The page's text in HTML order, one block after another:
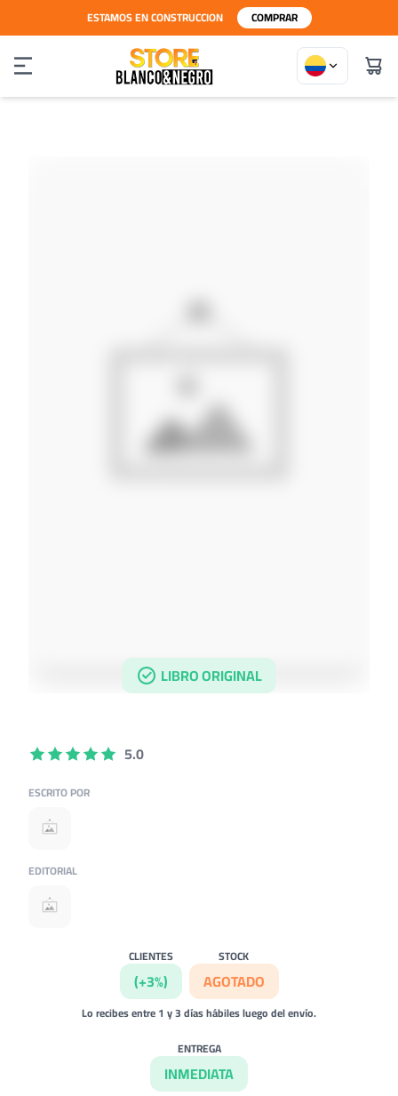
ESTAMOS EN CONSTRUCCION COMPRAR
LIBRO ORIGINAL
5.0
ESCRITO POR
EDITORIAL
CLIENTES
(+3%)
STOCK
AGOTADO
Lo recibes entre 1 y 3 días hábiles luego del envío.
ENTREGA
INMEDIATA